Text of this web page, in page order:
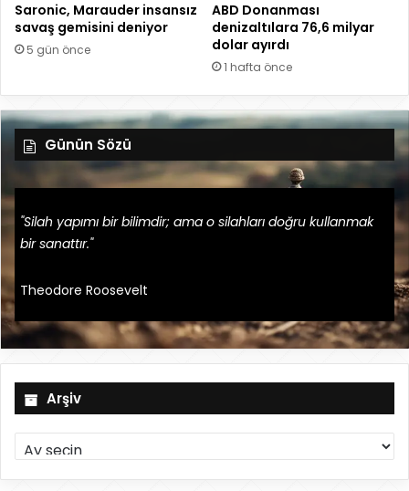
Saronic, Marauder insansız
savaş gemisini deniyor
5 gün önce
ABD Donanması
denizaltılara 76,6 milyar
dolar ayırdı
1 hafta önce
Günün Sözü
"Silah yapımı bir bilimdir; ama o silahları doğru kullanmak
bir sanattır."
Theodore Roosevelt
Arşiv
r
ş